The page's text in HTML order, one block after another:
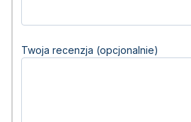
Twoja recenzja (opcjonalnie)